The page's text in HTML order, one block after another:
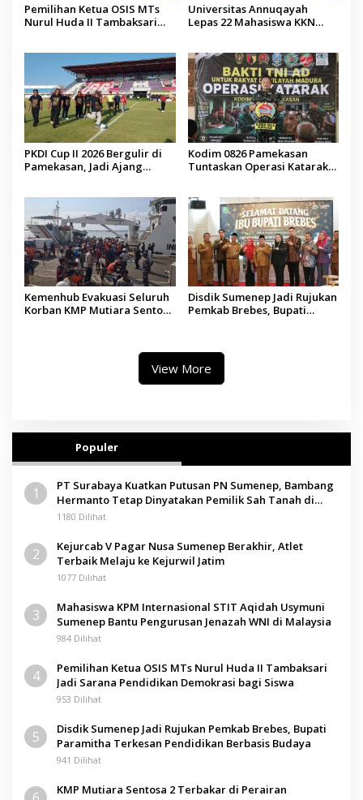
Pemilihan Ketua OSIS MTs
Nurul Huda II Tambaksari
Universitas Annuqayah
Lepas 22 Mahasiswa KKN
PKDI Cup II 2026 Bergulir di
Pamekasan, Jadi Ajang
Kodim 0826 Pamekasan
Tuntaskan Operasi Katarak
Kemenhub Evakuasi Seluruh
Korban KMP Mutiara Sentosa
Disdik Sumenep Jadi Rujukan
Pemkab Brebes, Bupati
View More
Populer
1
PT Surabaya Kuatkan Putusan PN Sumenep, Bambang
Hermanto Tetap Dinyatakan Pemilik Sah Tanah di
Pamolokan
1180 Dilihat
2
Kejurcab V Pagar Nusa Sumenep Berakhir, Atlet
Terbaik Melaju ke Kejurwil Jatim
1077 Dilihat
3
Mahasiswa KPM Internasional STIT Aqidah Usymuni
Sumenep Bantu Pengurusan Jenazah WNI di Malaysia
984 Dilihat
4
Pemilihan Ketua OSIS MTs Nurul Huda II Tambaksari
Jadi Sarana Pendidikan Demokrasi bagi Siswa
953 Dilihat
5
Disdik Sumenep Jadi Rujukan Pemkab Brebes, Bupati
Paramitha Terkesan Pendidikan Berbasis Budaya
941 Dilihat
KMP Mutiara Sentosa 2 Terbakar di Perairan